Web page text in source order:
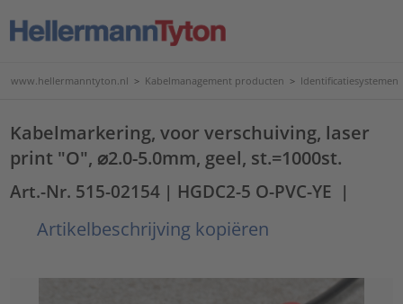
www.hellermanntyton.nl > Kabelmanagement producten > Identificatiesystemen
Kabelmarkering, voor verschuiving, laser
print "O", ⌀2.0-5.0mm, geel, st.=1000st.
Art.-Nr. 515-02154 | HGDC2-5 O-PVC-YE |
Artikelbeschrijving kopiëren